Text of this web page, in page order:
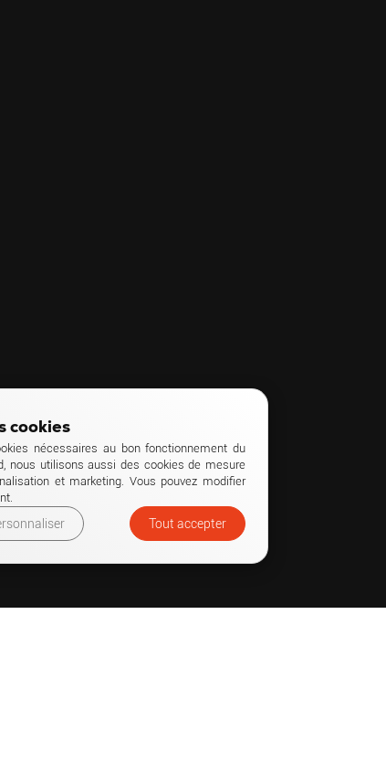
cookies
nécessaires au bon fonctionnement du
nous utilisons aussi des cookies de mesure
et marketing. Vous pouvez modifier
Tout accepter